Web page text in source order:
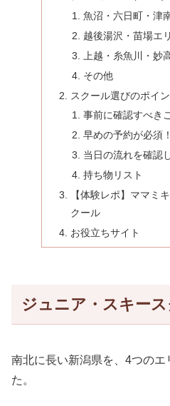
魚沼・六日町・津
越後湯沢・苗場エ
上越・糸魚川・妙
その他
スクール選びのポイン
事前に確認すべき
早めの予約が必須！
当日の流れを確認
持ち物リスト
【体験レポ】ママミ
クール
お役立ちサイト
ジュニア・スキー
南北に長い新潟県を、4つのエ
た。